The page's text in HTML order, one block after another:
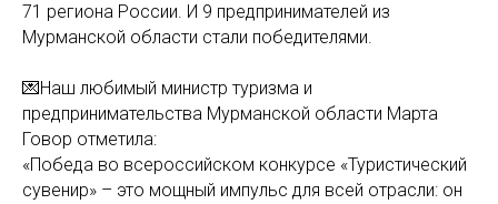
71 региона России. И 9 предпринимателей из
Мурманской области стали победителями.
💌Наш любимый министр туризма и
предпринимательства Мурманской области Марта
Говор отметила:
«Победа во всероссийском конкурсе «Туристический
сувенир» – это мощный импульс для всей отрасли: он